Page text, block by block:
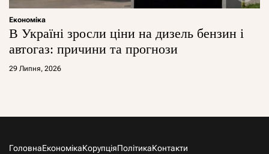
Економіка
В Україні зросли ціни на дизель бензин і
автогаз: причини та прогнози
29 Липня, 2026
ГоловнаЕкономікаКорупціяПолітикаКонтакти